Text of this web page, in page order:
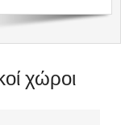
χώροι